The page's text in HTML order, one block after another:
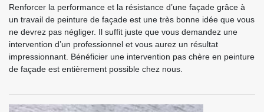
Renforcer la performance et la résistance d’une façade grâce à
un travail de peinture de façade est une très bonne idée que vous
ne devrez pas négliger. Il suffit juste que vous demandez une
intervention d’un professionnel et vous aurez un résultat
impressionnant. Bénéficier une intervention pas chère en peinture
de façade est entièrement possible chez nous.